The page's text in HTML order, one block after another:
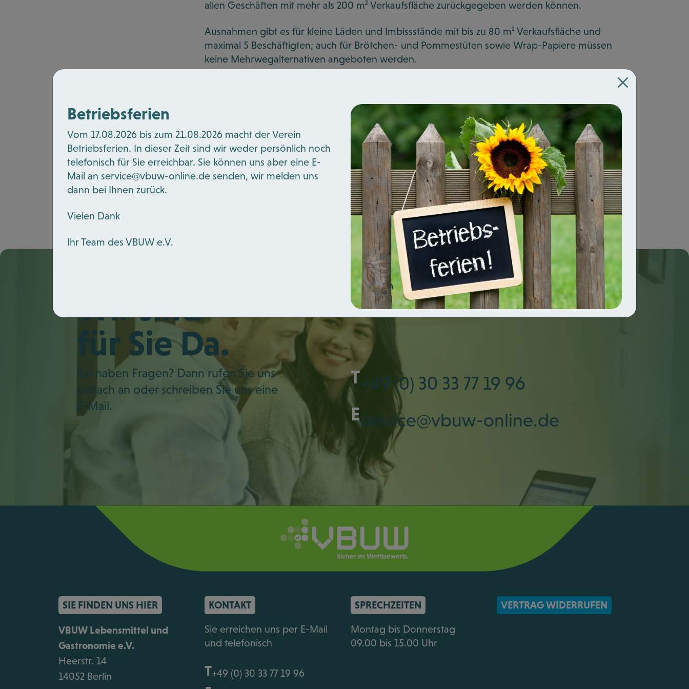
allen Geschäften mit mehr als 200 m² Verkaufsfläche zurückgegeben werden können.
Ausnahmen gibt es für kleine Läden und Imbissstände mit bis zu 80 m² Verkaufsfläche und
maximal 5 Beschäftigten; auch für Brötchen- und Pommestüten sowie Wrap-Papiere müssen
keine Mehrwegalternativen angeboten werden.
Wer noch mehr lesen möchte, schaut hier: https://www.bmuv.de/download/eckpunkte-zum-
gesetz-fuer-weniger-verpackungsmuell
Wir sind
für Sie Da.
Sie haben Fragen? Dann rufen Sie uns
einfach an oder schreiben Sie uns eine
E-Mail.
T+49 (0) 30 33 77 19 96
Eservice@vbuw-online.de
SIE FINDEN UNS HIER
VBUW Lebensmittel und
Gastronomie e.V.
Heerstr. 14
14052 Berlin
KONTAKT
Sie erreichen uns per E-Mail
und telefonisch
T+49 (0) 30 33 77 19 96
SPRECHZEITEN
Montag bis Donnerstag
09.00 bis 15.00 Uhr
VERTRAG WIDERRUFEN
Betriebsferien
Vom 17.08.2026 bis zum 21.08.2026 macht der Verein
Betriebsferien. In dieser Zeit sind wir weder persönlich noch
telefonisch für Sie erreichbar. Sie können uns aber eine E-
Mail an service@vbuw-online.de senden, wir melden uns
dann bei Ihnen zurück.
Vielen Dank
Ihr Team des VBUW e.V.